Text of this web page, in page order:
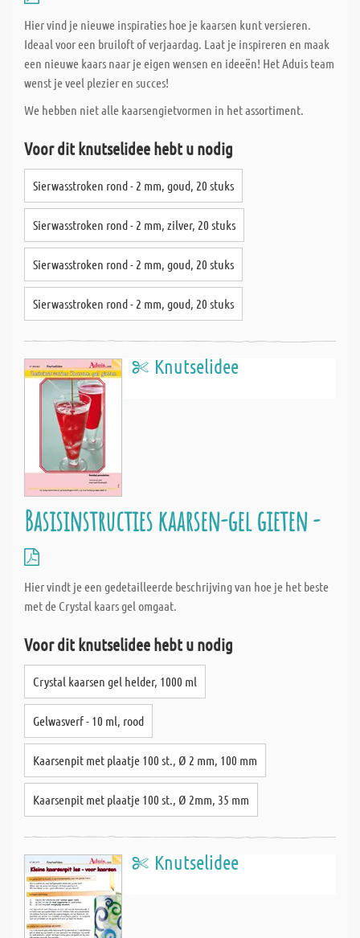
Hier vind je nieuwe inspiraties hoe je kaarsen kunt versieren.
Ideaal voor een bruiloft of verjaardag. Laat je inspireren en maak
een nieuwe kaars naar je eigen wensen en ideeën! Het Aduis team
wenst je veel plezier en succes!
We hebben niet alle kaarsengietvormen in het assortiment.
Voor dit knutselidee hebt u nodig
Sierwasstroken rond - 2 mm, goud, 20 stuks
Sierwasstroken rond - 2 mm, zilver, 20 stuks
Sierwasstroken rond - 2 mm, goud, 20 stuks
Sierwasstroken rond - 2 mm, goud, 20 stuks
Knutselidee
Basisinstructies kaarsen-gel gieten -
Hier vindt je een gedetailleerde beschrijving van hoe je het beste
met de Crystal kaars gel omgaat.
Voor dit knutselidee hebt u nodig
Crystal kaarsen gel helder, 1000 ml
Gelwasverf - 10 ml, rood
Kaarsenpit met plaatje 100 st., Ø 2 mm, 100 mm
Kaarsenpit met plaatje 100 st., Ø 2mm, 35 mm
Knutselidee